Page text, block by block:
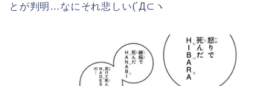
とが判明…なにそれ悲しい(´Д⊂ヽ